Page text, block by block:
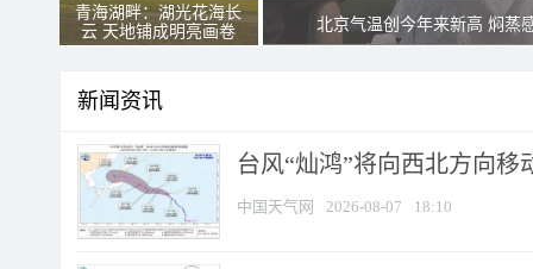
青海湖畔：湖光花海长
云 天地铺成明亮画卷
北京气温创今年来新高 焖蒸
新闻资讯
台风“灿鸿”将向西北方向移
中国天气网 2026-08-07 18:10